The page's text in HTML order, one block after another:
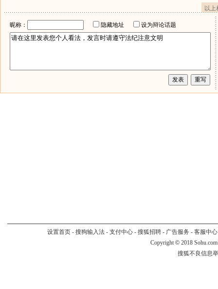
以
昵称： 隐藏地址 设为辩论话题
设置首页- 搜狗输入法- 支付中心- 搜狐招聘- 广告服务 - 客服中心
Copyright © 2018
搜狐不良信息